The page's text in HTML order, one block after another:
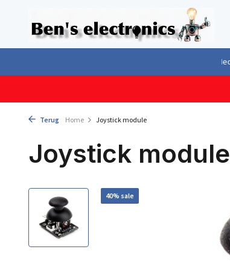
Terug Home Joystick module
Joystick module
40% sale